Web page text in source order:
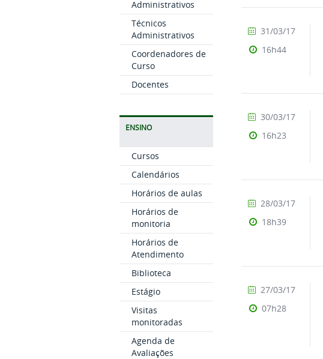
Administrativos
Técnicos
Administrativos
Coordenadores de
Curso
Docentes
ENSINO
Cursos
Calendários
Horários de aulas
Horários de
monitoria
Horários de
Atendimento
Biblioteca
Estágio
Visitas
monitoradas
Agenda de
Avaliações
31/03/17
16h44
30/03/17
16h23
28/03/17
18h39
27/03/17
07h28